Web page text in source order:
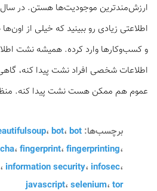
ارزش‌مندترین موجودیت‌ها هستن. در
اطلاعتی زیادی رو ببینید که خیلی از
و کسب‌وکارها وارد کرده. همیشه نشت
اطلاعات شخصی افراد نشت پیدا کنه،
عموم هم ممکن هست نشت پیدا کنه.
برچسب‌ها: ،bot،bot
،fingerprint،fingerprinting،
، information security، infosec،
javascript،selenium،tor